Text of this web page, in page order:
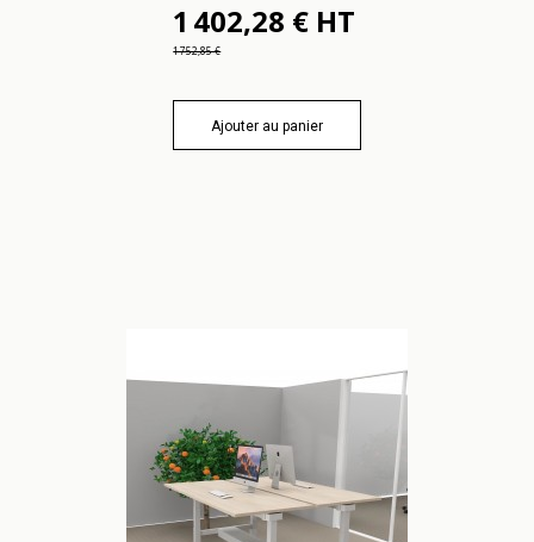
1 402,28 € HT
1 752,85 €
Ajouter au panier